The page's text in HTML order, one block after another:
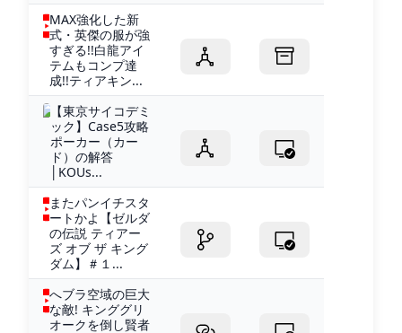
MAX強化した新
式・英傑の服が強
すぎる!!白龍アイ
テムもコンプ達
成!!ティアキン...
【東京サイコデミ
ック】Case5攻略
ポーカー（カー
ド）の解答
│KOUs...
またパンイチスタ
ートかよ【ゼルダ
の伝説 ティアー
ズ オブ ザ キング
ダム】＃１...
へブラ空域の巨大
な敵! キンググリ
オークを倒し賢者